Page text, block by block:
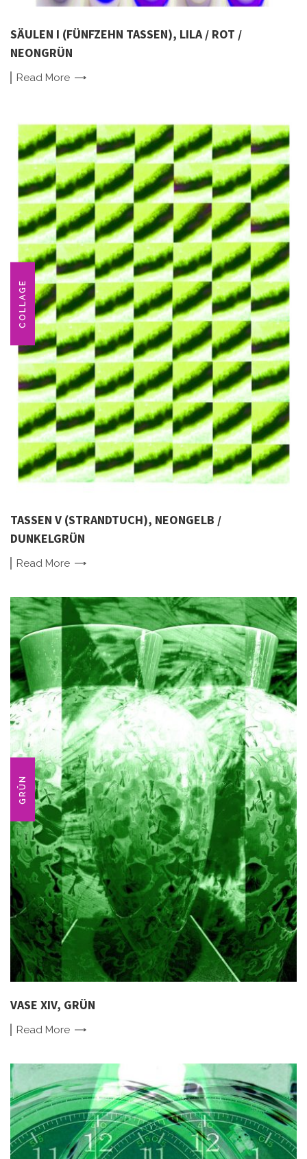
SÄULEN I (FÜNFZEHN TASSEN), LILA / ROT /
NEONGRÜN
Read More
COLLAGE
TASSEN V (STRANDTUCH), NEONGELB /
DUNKELGRÜN
Read More
GRÜN
VASE XIV, GRÜN
Read More